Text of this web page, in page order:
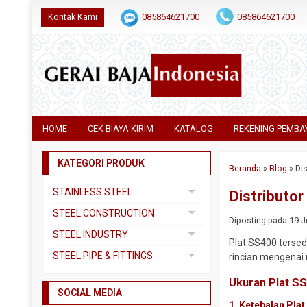
Kontak Kami 085864621700 085864621700
HOME CEK BIAYA KIRIM KATALOG REKENING
Beranda »Blog »
Diposting pada 19
Plat SS400
rincian mengenai
Ukuran Plat
KATEGORI PRODUK
STAINLESS STEEL
Pipa SS304
Pipa SS310
Pipa SS316
Plat Bordes SS304
STEEL CONSTRUCTION
Besi Beton
Besi CNP
Besi UNP
STEEL INDUSTRY
Dual Plate
Plat A285 GR C
STEEL PIPE & FITTINGS
Ball Valve
SOCIAL MEDIA